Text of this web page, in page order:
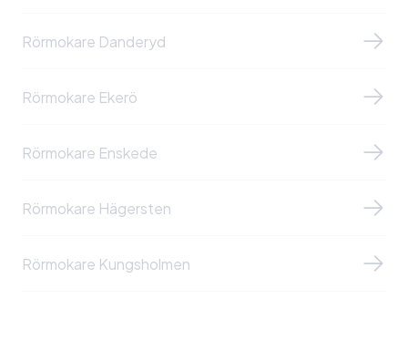
Rörmokare Danderyd
Rörmokare Ekerö
Rörmokare Enskede
Rörmokare Hägersten
Rörmokare Kungsholmen